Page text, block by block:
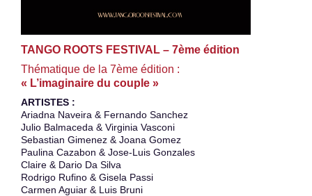
TANGO ROOTS FESTIVAL – 7ème édition
Thématique de la 7ème édition :
« L’imaginaire du couple »
ARTISTES :
Ariadna Naveira & Fernando Sanchez
Julio Balmaceda & Virginia Vasconi
Sebastian Gimenez & Joana Gomez
Paulina Cazabon & Jose-Luis Gonzales
Claire & Dario Da Silva
Rodrigo Rufino & Gisela Passi
Carmen Aguiar & Luis Bruni